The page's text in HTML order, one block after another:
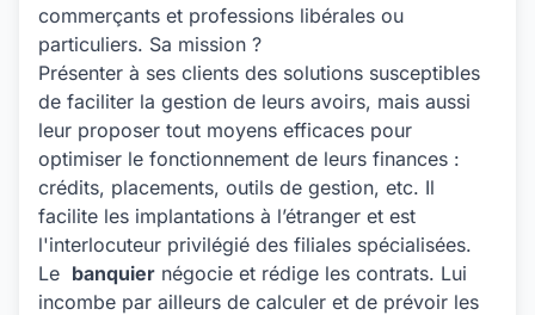
commerçants et professions libérales ou
particuliers. Sa mission ?
Présenter à ses clients des solutions susceptibles
de faciliter la gestion de leurs avoirs, mais aussi
leur proposer tout moyens efficaces pour
optimiser le fonctionnement de leurs finances :
crédits, placements, outils de gestion, etc. Il
facilite les implantations à l’étranger et est
l'interlocuteur privilégié des filiales spécialisées.
Le banquier négocie et rédige les contrats. Lui
incombe par ailleurs de calculer et de prévoir les